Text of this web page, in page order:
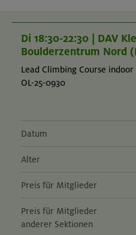
Di 18:30-22:30 | DAV
Boulderzentrum Nord
Lead Climbing Course indoor
OL-25-0930
Datum
Alter
Preis für Mitglieder
Preis für Mitglieder
anderer Sektionen